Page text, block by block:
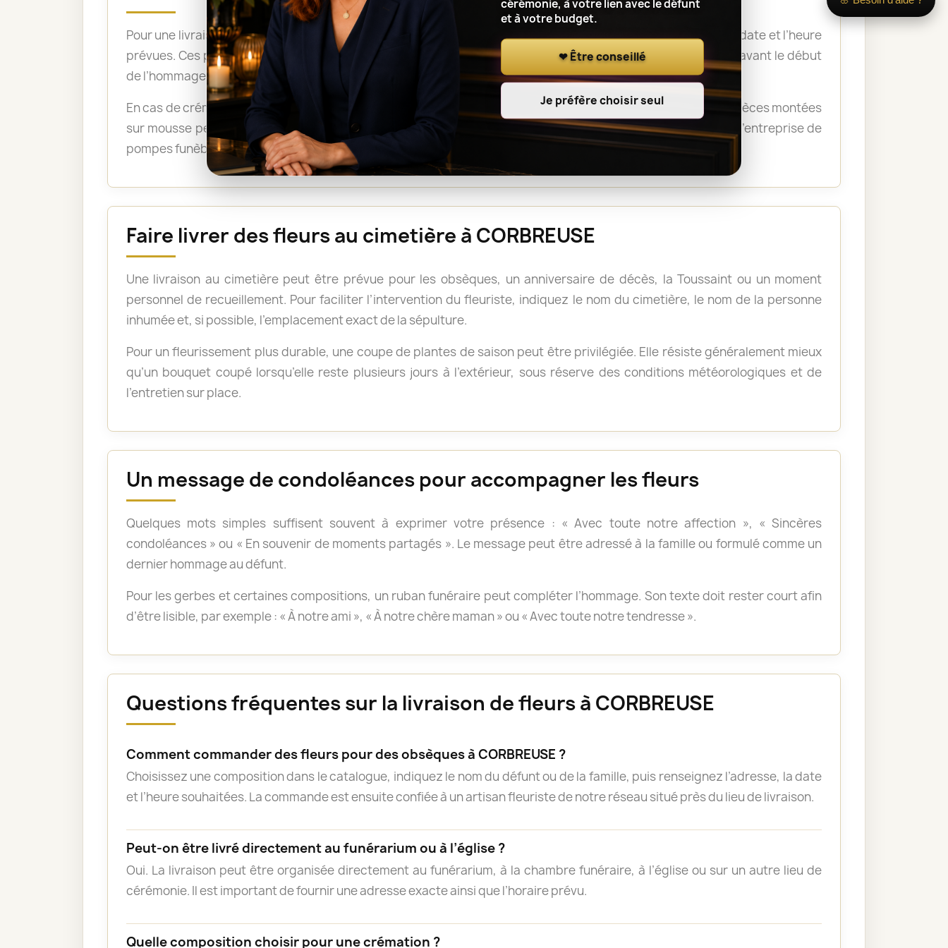
Pour une livraison directement sur le lieu de cérémonie, renseignez l’adresse complète, le nom du défunt, la date et l’heure
prévues. Ces précisions permettent à l’artisan fleuriste de notre réseau de coordonner la remise des fleurs avant le début
de l’hommage.
En cas de crémation, un bouquet ou une gerbe est souvent facile à déplacer après la cérémonie. Certaines pièces montées
sur mousse peuvent être acceptées, mais il reste prudent de vérifier les consignes du crématorium ou de l’entreprise de
pompes funèbres lorsque les fleurs doivent accompagner le cercueil.
Faire livrer des fleurs au cimetière à CORBREUSE
Une livraison au cimetière peut être prévue pour les obsèques, un anniversaire de décès, la Toussaint ou un moment
personnel de recueillement. Pour faciliter l’intervention du fleuriste, indiquez le nom du cimetière, le nom de la personne
inhumée et, si possible, l’emplacement exact de la sépulture.
Pour un fleurissement plus durable, une coupe de plantes de saison peut être privilégiée. Elle résiste généralement mieux
qu’un bouquet coupé lorsqu’elle reste plusieurs jours à l’extérieur, sous réserve des conditions météorologiques et de
l’entretien sur place.
Un message de condoléances pour accompagner les fleurs
Quelques mots simples suffisent souvent à exprimer votre présence : « Avec toute notre affection », « Sincères
condoléances » ou « En souvenir de moments partagés ». Le message peut être adressé à la famille ou formulé comme un
dernier hommage au défunt.
Pour les gerbes et certaines compositions, un ruban funéraire peut compléter l’hommage. Son texte doit rester court afin
d’être lisible, par exemple : « À notre ami », « À notre chère maman » ou « Avec toute notre tendresse ».
Questions fréquentes sur la livraison de fleurs à CORBREUSE
Comment commander des fleurs pour des obsèques à CORBREUSE ?
Choisissez une composition dans le catalogue, indiquez le nom du défunt ou de la famille, puis renseignez l’adresse, la date
et l’heure souhaitées. La commande est ensuite confiée à un artisan fleuriste de notre réseau situé près du lieu de livraison.
Peut-on être livré directement au funérarium ou à l’église ?
Oui. La livraison peut être organisée directement au funérarium, à la chambre funéraire, à l’église ou sur un autre lieu de
cérémonie. Il est important de fournir une adresse exacte ainsi que l’horaire prévu.
Quelle composition choisir pour une crémation ?
cérémonie, à votre lien avec le défunt
et à votre budget.
❤ Être conseillé
Je préfère choisir seul